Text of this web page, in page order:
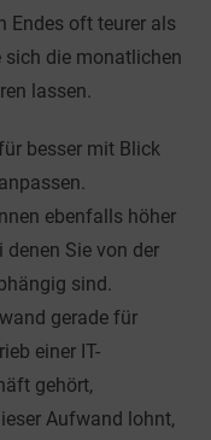
Endes oft teurer als
sich die monatlichen
lassen.
besser mit Blick
ebenfalls höher
denen Sie von der
sind.
gerade für
einer IT-
gehört,
Aufwand lohnt,